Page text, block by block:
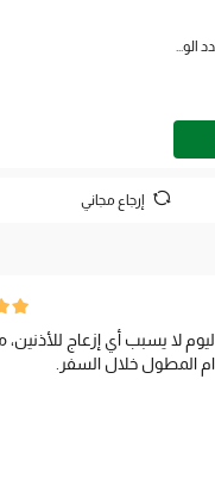
مدلك الركبة الألماني المتعدد الوظائف بوظيفة الكمادة الساخنة
إرجاع مجاني
لا يسبب أي إزعاج للأذنين،
المطول خلال السفر.